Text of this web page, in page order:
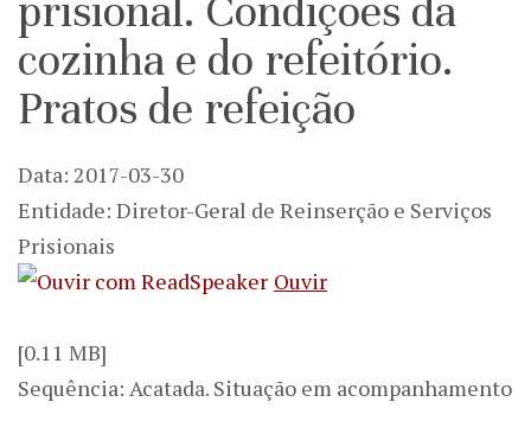
cozinha e do refeitório.
Pratos de refeição
Data: 2017-03-30
Entidade: Diretor-Geral de Reinserção e Serviços
Prisionais
Ouvir
[0.11 MB]
Sequência: Acatada. Situação em acompanhamento